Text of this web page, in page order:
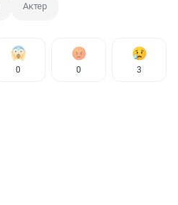
Актер
0 0 3